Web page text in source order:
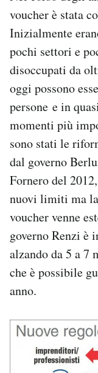
voucher è stata
Inizialmente
pochi settori e
disoccupati da
oggi possono
persone e in
momenti più
sono stati le
dal governo
Fornero del
nuovi limiti ma
voucher venne
governo Renzi è
alzando da 5 a 7
che è possibile
anno.